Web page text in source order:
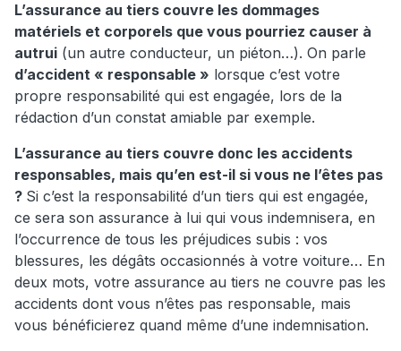
L’assurance au tiers couvre les dommages
matériels et corporels que vous pourriez causer à
autrui (un autre conducteur, un piéton…). On parle
d’accident « responsable » lorsque c’est votre
propre responsabilité qui est engagée, lors de la
rédaction d’un constat amiable par exemple.
L’assurance au tiers couvre donc les accidents
responsables, mais qu’en est-il si vous ne l’êtes pas
? Si c’est la responsabilité d’un tiers qui est engagée,
ce sera son assurance à lui qui vous indemnisera, en
l’occurrence de tous les préjudices subis : vos
blessures, les dégâts occasionnés à votre voiture… En
deux mots, votre assurance au tiers ne couvre pas les
accidents dont vous n’êtes pas responsable, mais
vous bénéficierez quand même d’une indemnisation.